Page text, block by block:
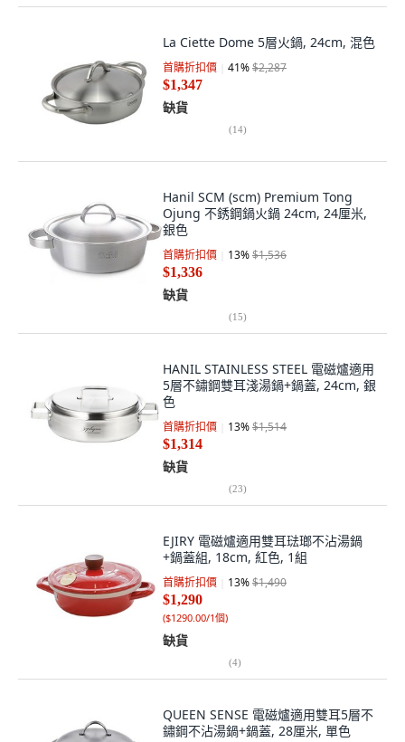
La Ciette Dome 5層火鍋, 24cm, 混色
首購折扣價 41%$2,287
$1,347
缺貨
(14)
Hanil SCM (scm) Premium Tong
Ojung 不銹鋼鍋火鍋 24cm, 24厘米,
銀色
首購折扣價 13%$1,536
$1,336
缺貨
(15)
HANIL STAINLESS STEEL 電磁爐適用
5層不鏽鋼雙耳淺湯鍋+鍋蓋, 24cm, 銀
色
首購折扣價 13%$1,514
$1,314
缺貨
(23)
EJIRY 電磁爐適用雙耳琺瑯不沾湯鍋
+鍋蓋組, 18cm, 紅色, 1組
首購折扣價 13%$1,490
$1,290
($1290.00/1個)
缺貨
(4)
QUEEN SENSE 電磁爐適用雙耳5層不
鏽鋼不沾湯鍋+鍋蓋, 28厘米, 單色